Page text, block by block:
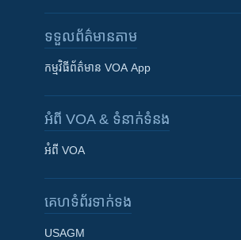
ទទួល​ព័ត៌មាន​តាម
កម្មវិធី​ព័ត៌មាន VOA App
អំពី​ VOA & ទំនាក់ទំនង
អំពី​ VOA
គេហទំព័រ​​ទាក់ទង
USAGM